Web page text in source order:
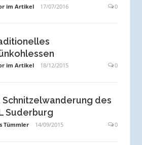
im Artikel 17/07/2016 0
im Artikel 18/12/2015 0
Schnitzelwanderung des
Suderburg
Tümmler 14/09/2015 0